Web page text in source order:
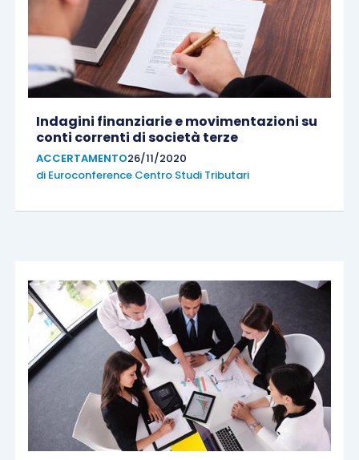
Indagini finanziarie e movimentazioni su
conti correnti di società terze
ACCERTAMENTO26/11/2020
di Euroconference Centro Studi Tributari